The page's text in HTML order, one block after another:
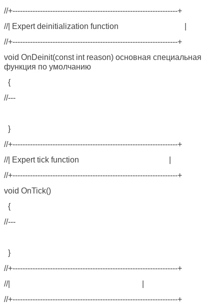
//+------------------------------------------------------------------+
//| Expert deinitialization function |
//+------------------------------------------------------------------+
void OnDeinit(const int reason) основная специальная
функция по умолчанию
{
//---
}
//+------------------------------------------------------------------+
//| Expert tick function |
//+------------------------------------------------------------------+
void OnTick()
{
//---
}
//+------------------------------------------------------------------+
//| |
//+------------------------------------------------------------------+